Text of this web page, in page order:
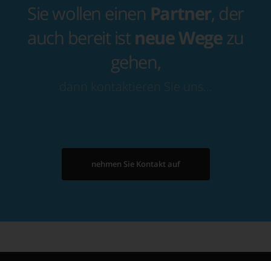
Sie wollen einen Partner, der
auch bereit ist neue Wegezu
gehen,
dann kontaktieren Sie uns…
nehmen Sie Kontakt auf